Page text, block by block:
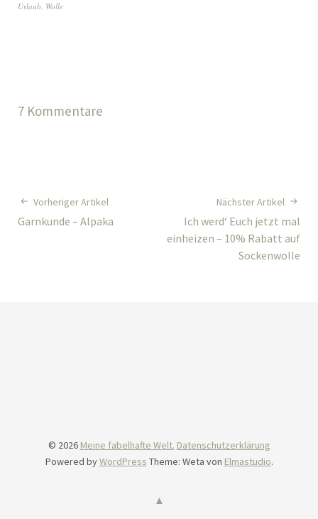
Urlaub, Wolle
7 Kommentare
Vorheriger Artikel
Garnkunde – Alpaka
Nächster Artikel
Ich werd‘ Euch jetzt mal
einheizen – 10% Rabatt auf
Sockenwolle
© 2026 Meine fabelhafte Welt. Datenschutzerklärung
Powered byWordPress Theme: Weta von Elmastudio.